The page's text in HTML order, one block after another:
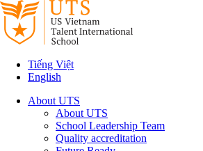
Tiếng Việt
English
About UTS
About UTS
School Leadership Team
Quality accreditation